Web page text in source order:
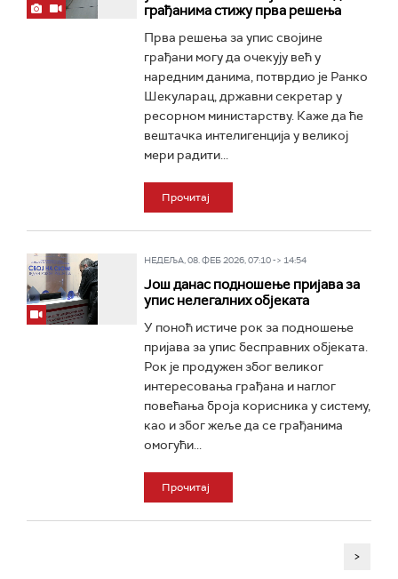
грађанима стижу прва решења
Прва решења за упис својине
грађани могу да очекују већ у
наредним данима, потврдио је Ранко
Шекуларац, државни секретар у
ресорном министарству. Каже да ће
вештачка интелигенција у великој
мери радити...
Прочитај
НЕДЕЉА, 08. ФЕБ 2026, 07:10 -> 14:54
Још данас подношење пријава за
упис нелегалних објеката
У поноћ истиче рок за подношење
пријава за упис бесправних објеката.
Рок је продужен због великог
интересовања грађана и наглог
повећања броја корисника у систему,
као и због жеље да се грађанима
омогући...
Прочитај
>